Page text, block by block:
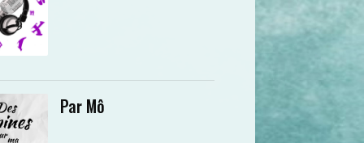
Par Mô